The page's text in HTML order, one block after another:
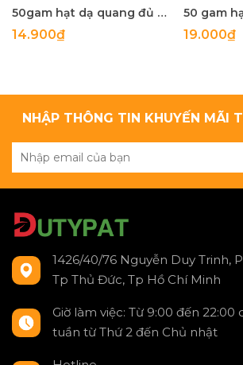
50gam hạt dạ quang đủ màu 6mm, 8mm, 10mm, 12mm, hạt nhựa tròn
14.900₫ 19.000₫
NHẬP THÔNG TIN KHUYẾN MÃI
1426/40/76 Nguyễn Duy Trinh,
Tp Thủ Đức, Tp Hồ Chí Minh
Giờ làm việc: Từ 9:00 đến
tuần từ Thứ 2 đến Chủ nhật